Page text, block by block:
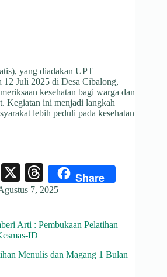
yang diadakan UPT
12 Juli 2025 di Desa Cibalong,
kesehatan bagi warga dan
Kegiatan ini menjadi langkah
lebih peduli pada kesehatan
Li
X
T
hr
ds
Share
7, 2025
Arti : Pembukaan Pelatihan
ID